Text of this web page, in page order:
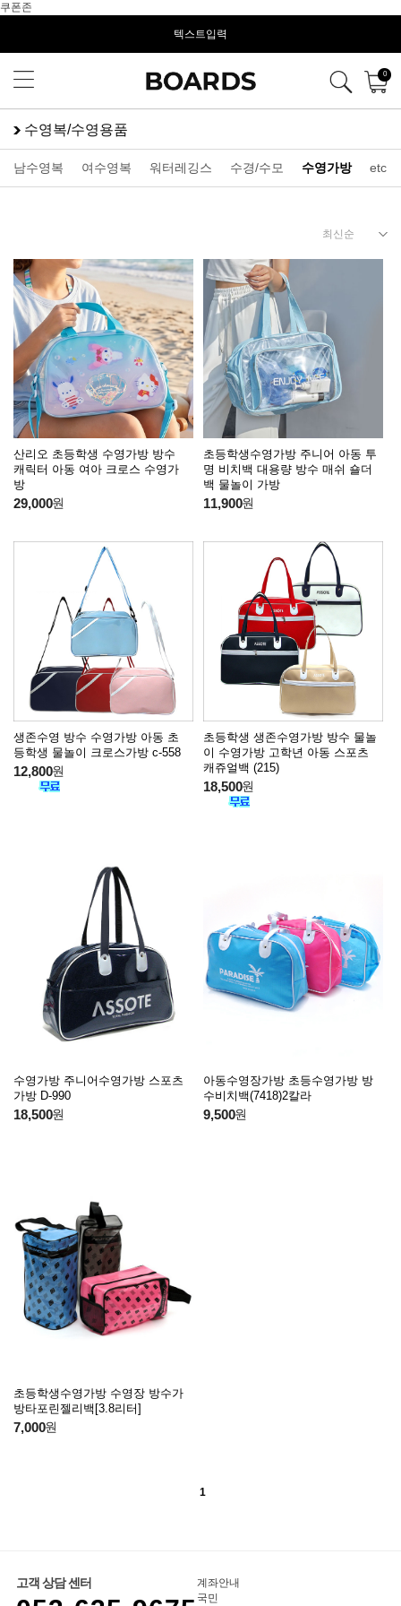
쿠폰존
텍스트입력
0
수영복/수영용품
남수영복 여수영복 워터레깅스 수경/수모 수영가방 etc
산리오 초등학생 수영가방 방수
캐릭터 아동 여아 크로스 수영가
방
29,000원
초등학생수영가방 주니어 아동 투
명 비치백 대용량 방수 매쉬 숄더
백 물놀이 가방
11,900원
생존수영 방수 수영가방 아동 초
등학생 물놀이 크로스가방 c-558
12,800원
초등학생 생존수영가방 방수 물놀
이 수영가방 고학년 아동 스포츠
캐쥬얼백 (215)
18,500원
수영가방 주니어수영가방 스포츠
가방 D-990
18,500원
아동수영장가방 초등수영가방 방
수비치백(7418)2칼라
9,500원
초등학생수영가방 수영장 방수가
방타포린젤리백[3.8리터]
7,000원
1
고객 상담 센터
계좌안내
국민